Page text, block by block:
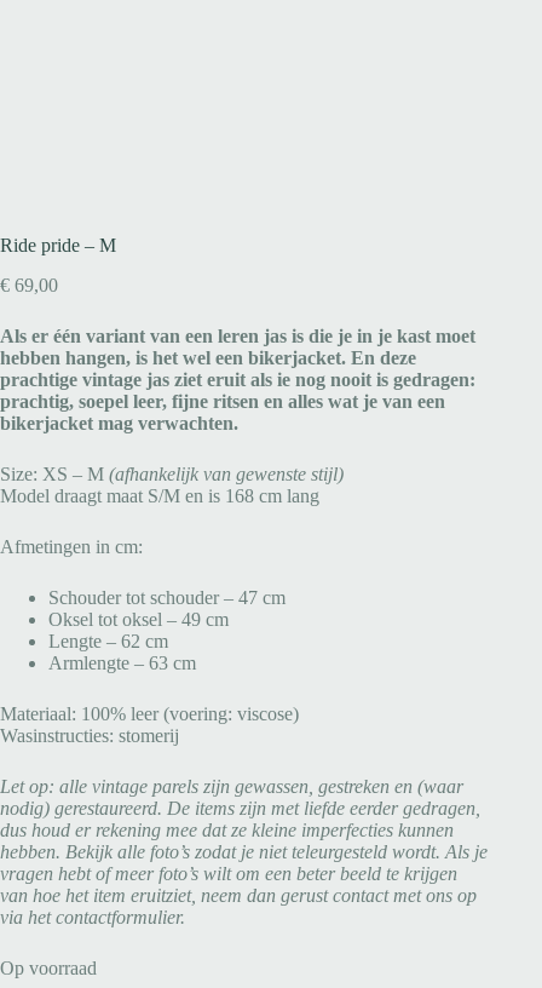
Ride pride – M
€ 69,00
Als er één variant van een leren jas is die je in je kast moet
hebben hangen, is het wel een bikerjacket. En deze
prachtige vintage jas ziet eruit als ie nog nooit is gedragen:
prachtig, soepel leer, fijne ritsen en alles wat je van een
bikerjacket mag verwachten.
Size: XS – M (afhankelijk van gewenste stijl)
Model draagt maat S/M en is 168 cm lang
Afmetingen in cm:
Schouder tot schouder – 47 cm
Oksel tot oksel – 49 cm
Lengte – 62 cm
Armlengte – 63 cm
Materiaal: 100% leer (voering: viscose)
Wasinstructies: stomerij
Let op: alle vintage parels zijn gewassen, gestreken en (waar
nodig) gerestaureerd. De items zijn met liefde eerder gedragen,
dus houd er rekening mee dat ze kleine imperfecties kunnen
hebben. Bekijk alle foto’s zodat je niet teleurgesteld wordt. Als je
vragen hebt of meer foto’s wilt om een beter beeld te krijgen
van hoe het item eruitziet, neem dan gerust contact met ons op
via het contactformulier.
Op voorraad